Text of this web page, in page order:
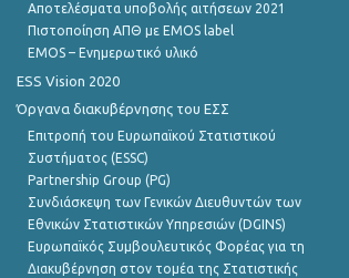
Αποτελέσματα υποβολής αιτήσεων 2021
Πιστοποίηση ΑΠΘ με EMOS label
EMOS – Ενημερωτικό υλικό
ESS Vision 2020
Όργανα διακυβέρνησης του ΕΣΣ
Επιτροπή του Ευρωπαϊκού Στατιστικού
Συστήματος (ESSC)
Partnership Group (PG)
Συνδιάσκεψη των Γενικών Διευθυντών των
Εθνικών Στατιστικών Υπηρεσιών (DGINS)
Ευρωπαϊκός Συμβουλευτικός Φορέας για τη
Διακυβέρνηση στον τομέα της Στατιστικής